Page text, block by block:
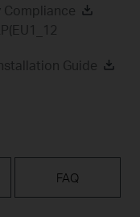
Compliance
Guide
FAQ